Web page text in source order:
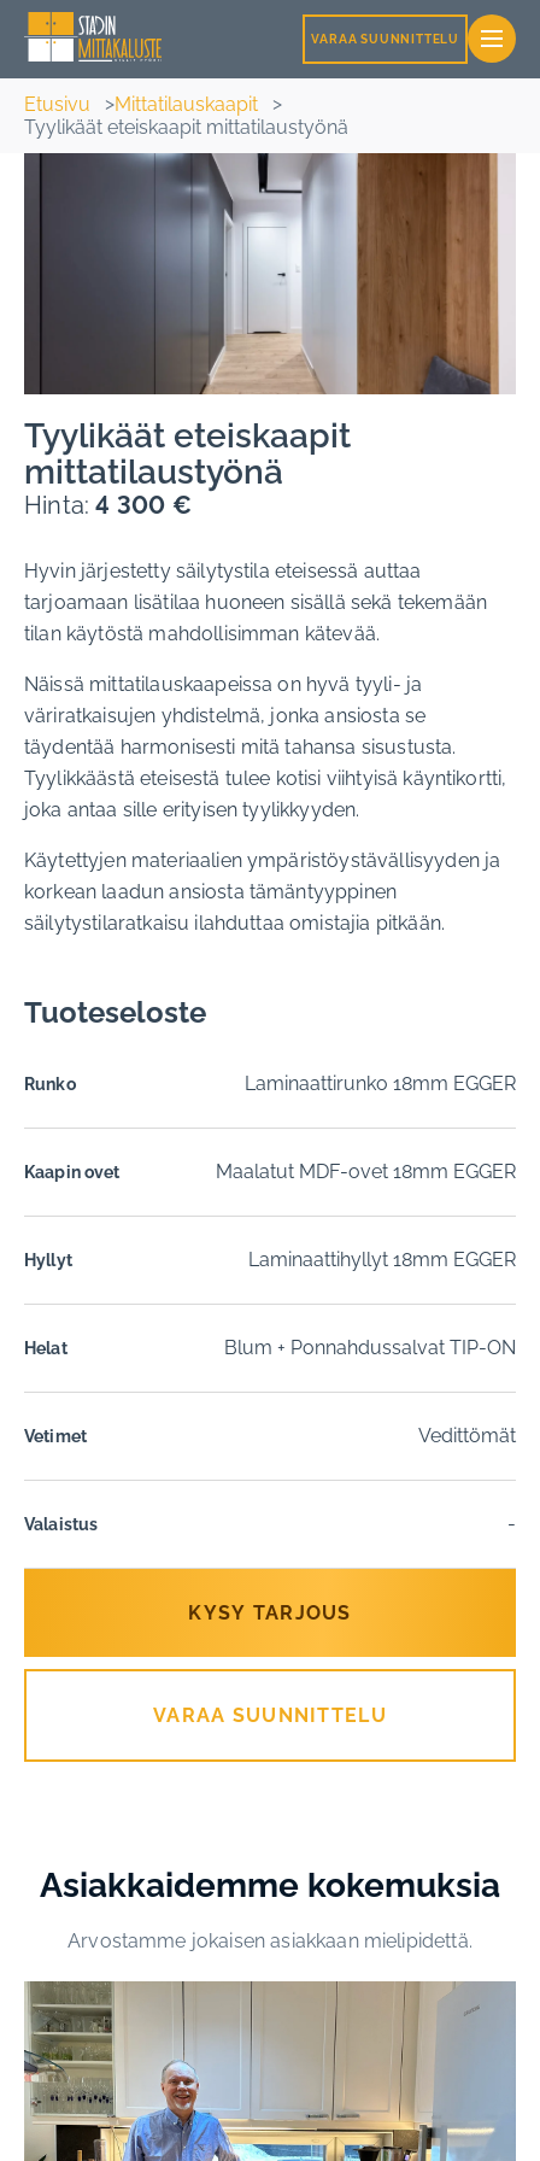
VARAA SUUNNITTELU
Etusivu
Mittatilauskaapit
Tyylikäät eteiskaapit mittatilaustyönä
Tyylikäät eteiskaapit
mittatilaustyönä
Hinta:4 300 €
Hyvin järjestetty säilytystila eteisessä auttaa
tarjoamaan lisätilaa huoneen sisällä sekä tekemään
tilan käytöstä mahdollisimman kätevää.
Näissä mittatilauskaapeissa on hyvä tyyli- ja
väriratkaisujen yhdistelmä, jonka ansiosta se
täydentää harmonisesti mitä tahansa sisustusta.
Tyylikkäästä eteisestä tulee kotisi viihtyisä käyntikortti,
joka antaa sille erityisen tyylikkyyden.
Käytettyjen materiaalien ympäristöystävällisyyden ja
korkean laadun ansiosta tämäntyyppinen
säilytystilaratkaisu ilahduttaa omistajia pitkään.
Tuoteseloste
Runko Laminaattirunko 18mm EGGER
Kaapin ovet Maalatut MDF-ovet 18mm EGGER
Hyllyt Laminaattihyllyt 18mm EGGER
Helat Blum + Ponnahdussalvat TIP-ON
Vetimet Vedittömät
Valaistus -
KYSY TARJOUS
VARAA SUUNNITTELU
Asiakkaidemme kokemuksia
Arvostamme jokaisen asiakkaan mielipidettä.